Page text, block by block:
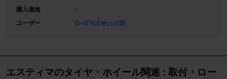
購入価格
-
ユーザー
G-STYLE＠たけ流
エスティマのタイヤ・ホイール関連 : 取付・ロー